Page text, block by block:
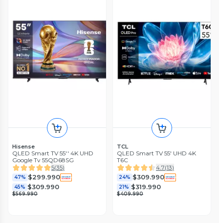
Hisense
QLED Smart TV 55'' 4K UHD
Google Tv 55QD68SG
5(35)
47% $299.990
45% $309.990
$569.990
TCL
QLED Smart TV 55' UHD 4K
T6C
4.7(13)
24% $309.990
21% $319.990
$409.990